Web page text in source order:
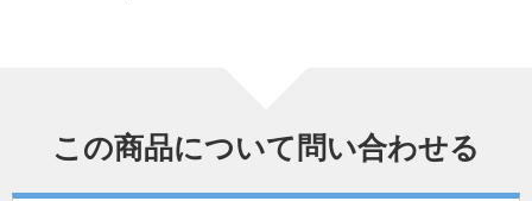
この商品について問い合わせる